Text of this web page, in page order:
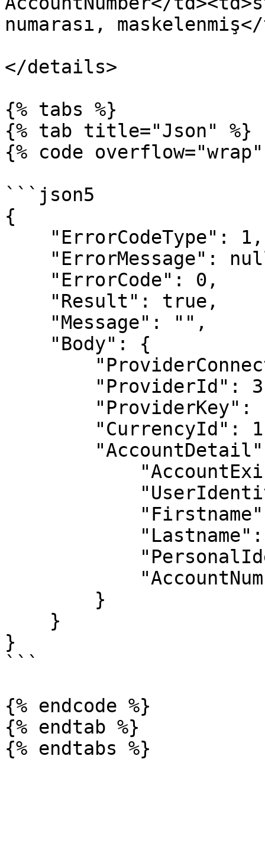
numarası,
</details>
{% tabs %}
{% tab title="Json" %}
{% code
```json5
{
}
```
{% endcode %}
{% endtab %}